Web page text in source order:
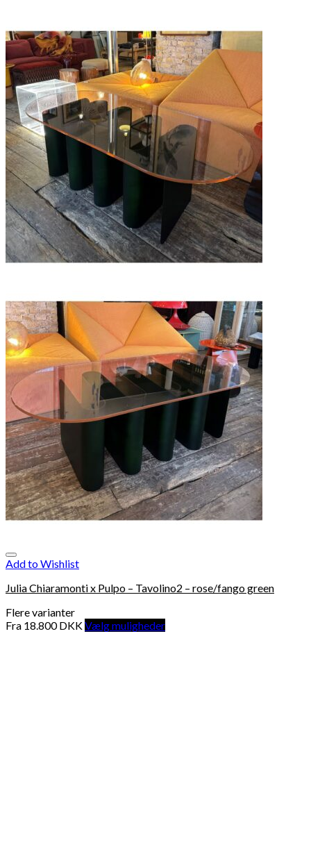
Add to Wishlist
Julia Chiaramonti x Pulpo – Tavolino2 – rose/fango green
Flere varianter
Fra 18.800DKKVælg muligheder